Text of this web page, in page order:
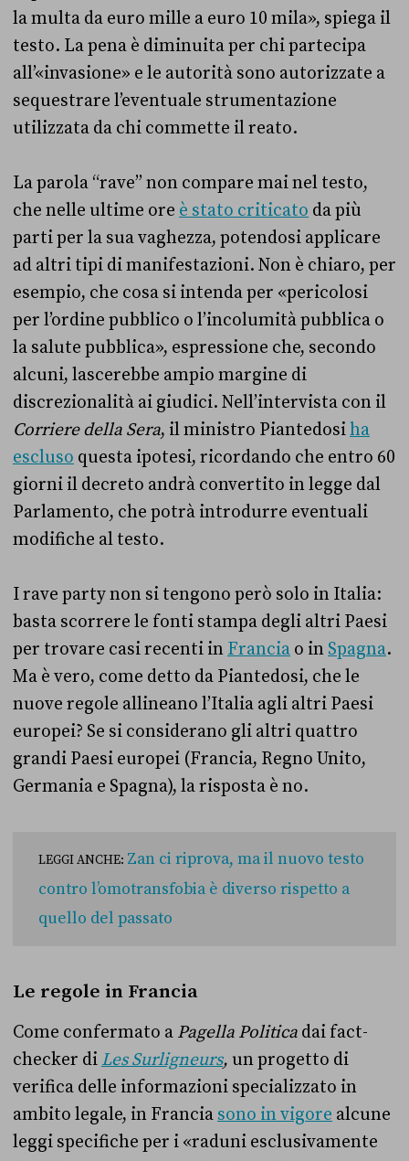
la multa da euro mille a euro 10 mila», spiega il
testo. La pena è diminuita per chi partecipa
all’«invasione» e le autorità sono autorizzate a
sequestrare l’eventuale strumentazione
utilizzata da chi commette il reato.
La parola “rave” non compare mai nel testo,
che nelle ultime ore è stato criticato da più
parti per la sua vaghezza, potendosi applicare
ad altri tipi di manifestazioni. Non è chiaro, per
esempio, che cosa si intenda per «pericolosi
per l’ordine pubblico o l’incolumità pubblica o
la salute pubblica», espressione che, secondo
alcuni, lascerebbe ampio margine di
discrezionalità ai giudici. Nell’intervista con il
Corriere della Sera, il ministro Piantedosiha
escluso questa ipotesi, ricordando che entro 60
giorni il decreto andrà convertito in legge dal
Parlamento, che potrà introdurre eventuali
modifiche al testo.
I rave party non si tengono però solo in Italia:
basta scorrere le fonti stampa degli altri Paesi
per trovare casi recenti in Francia o in Spagna.
Ma è vero, come detto da Piantedosi, che le
nuove regole allineano l’Italia agli altri Paesi
europei? Se si considerano gli altri quattro
grandi Paesi europei (Francia, Regno Unito,
Germania e Spagna), la risposta è no.
LEGGI ANCHE: Zan ci riprova, ma il nuovo testo
contro l’omotransfobia è diverso rispetto a
quello del passato
Le regole in Francia
Come confermato a Pagella Politica dai fact-
checker di Les Surligneurs, un progetto di
verifica delle informazioni specializzato in
ambito legale, in Francia sono in vigore alcune
leggi specifiche per i «raduni esclusivamente